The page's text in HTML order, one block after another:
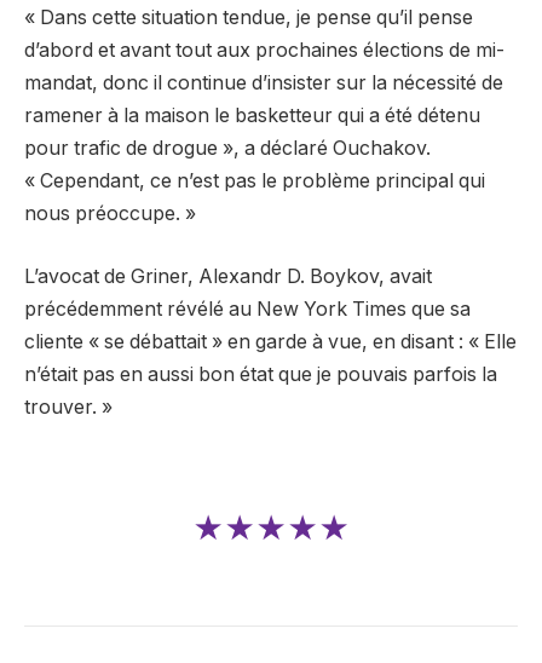
« Dans cette situation tendue, je pense qu’il pense
d’abord et avant tout aux prochaines élections de mi-
mandat, donc il continue d’insister sur la nécessité de
ramener à la maison le basketteur qui a été détenu
pour trafic de drogue », a déclaré Ouchakov.
« Cependant, ce n’est pas le problème principal qui
nous préoccupe. »
L’avocat de Griner, Alexandr D. Boykov, avait
précédemment révélé au New York Times que sa
cliente « se débattait » en garde à vue, en disant : « Elle
n’était pas en aussi bon état que je pouvais parfois la
trouver. »
★★★★★